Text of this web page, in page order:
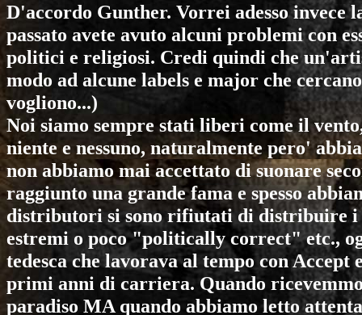
D'accordo Gunther. Vorrei adesso invece
passato avete avuto alcuni problemi con
politici e religiosi. Credi quindi che
modo ad alcune labels e major che
vogliono...)
Noi siamo sempre stati liberi come il
niente e nessuno, naturalmente pero'
non abbiamo mai accettato di suonare
raggiunto una grande fama e spesso
distributori si sono rifiutati di distribuire i
estremi o poco "politically correct" etc.,
tedesca che lavorava al tempo conAccept
primi anni di carriera. Quando
paradiso MA quando abbiamo letto